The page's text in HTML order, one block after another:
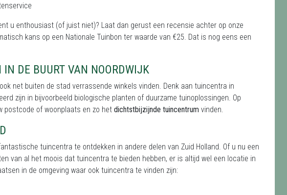
u enthousiast (of juist niet)? Laat dan gerust een recensie achter op onze
kans op een Nationale Tuinbon ter waarde van €25. Dat is nog eens een
DE BUURT VAN NOORDWIJK
net buiten de stad verrassende winkels vinden. Denk aan tuincentra in
zijn in bijvoorbeeld biologische planten of duurzame tuinoplossingen. Op
postcode of woonplaats en zo het dichtstbijzijnde tuincentrum vinden.
tuincentra te ontdekken in andere delen van Zuid Holland. Of u nu een
van al het moois dat tuincentra te bieden hebben, er is altijd wel een locatie in
in de omgeving waar ook tuincentra te vinden zijn: